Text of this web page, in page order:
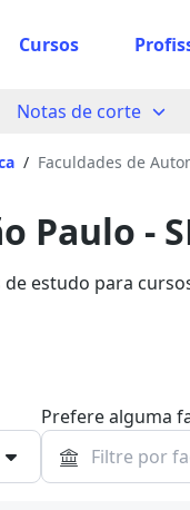
Cursos
Notas de corte
/ Faculdades de
Paulo -
estudo para
Prefere alguma